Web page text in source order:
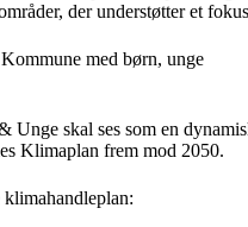
der understøtter et
med børn, unge
skal ses som en
Klimaplan frem mod 2050.